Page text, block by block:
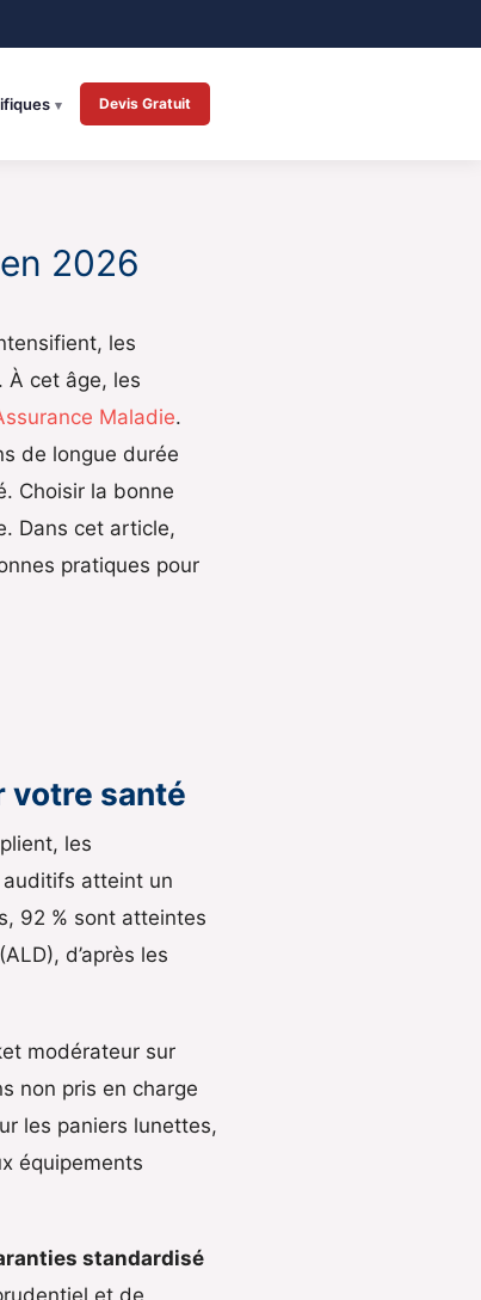
Devis Gratuit
2026
les
À cet âge, les
Maladie.
de longue durée
Choisir la bonne
Dans cet article,
pratiques pour
votre santé
les
atteint un
92 % sont atteintes
d’après les
modérateur sur
non pris en charge
les paniers lunettes,
équipements
standardisé